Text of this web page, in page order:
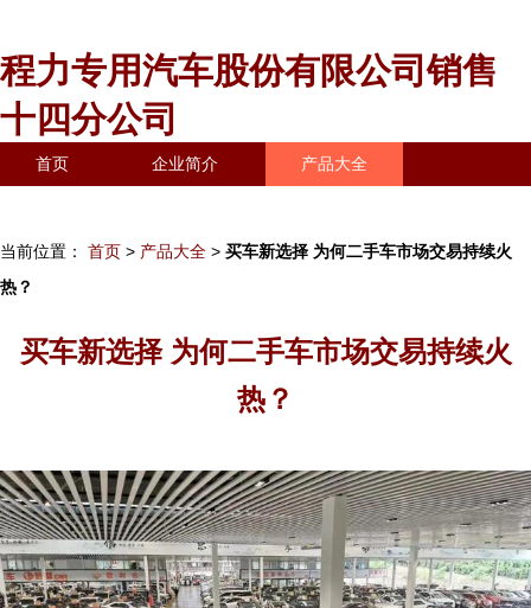
程力专用汽车股份有限公司销售
十四分公司
首页 企业简介 产品大全
当前位置： 首页 > 产品大全 > 买车新选择 为何二手车市场交易持续火
热？
买车新选择 为何二手车市场交易持续火
热？